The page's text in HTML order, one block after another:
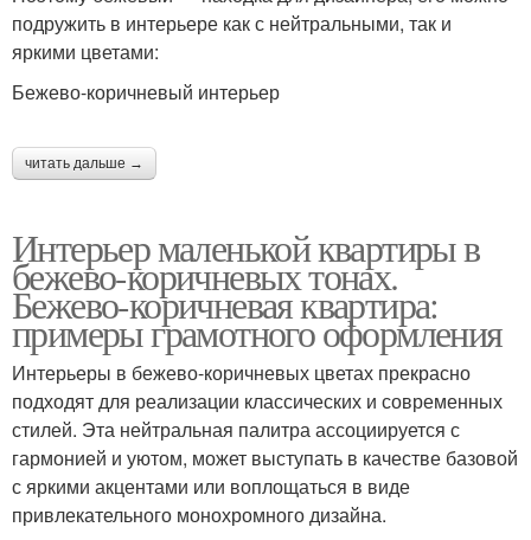
подружить в интерьере как с нейтральными, так и
яркими цветами:
Бежево-коричневый интерьер
читать дальше →
Интерьер маленькой квартиры в
бежево-коричневых тонах.
Бежево-коричневая квартира:
примеры грамотного оформления
Интерьеры в бежево-коричневых цветах прекрасно
подходят для реализации классических и современных
стилей. Эта нейтральная палитра ассоциируется с
гармонией и уютом, может выступать в качестве базовой
с яркими акцентами или воплощаться в виде
привлекательного монохромного дизайна.